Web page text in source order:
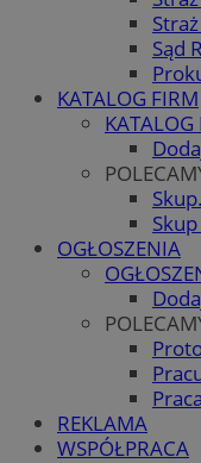
Sąd
KATALOG FIRM
KATALOG
OGŁOSZENIA
REKLAMA
WSPÓŁPRACA